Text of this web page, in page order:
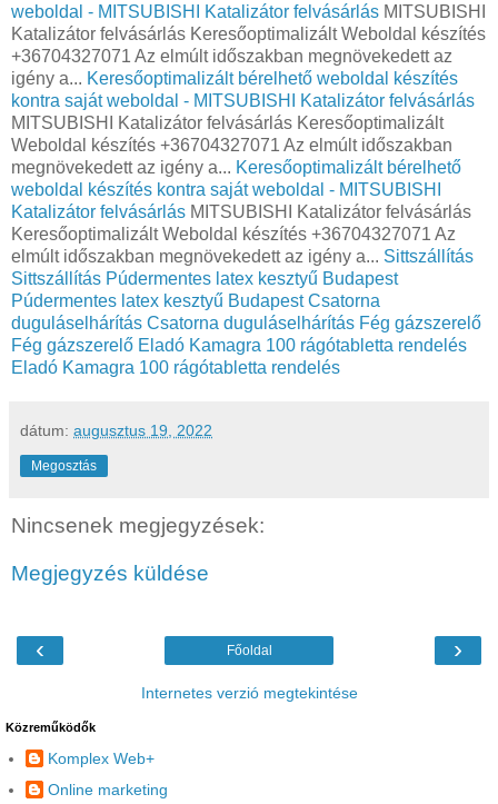
weboldal - MITSUBISHI Katalizátor felvásárlás MITSUBISHI
Katalizátor felvásárlás Keresőoptimalizált Weboldal készítés
+36704327071 Az elmúlt időszakban megnövekedett az
igény a... Keresőoptimalizált bérelhető weboldal készítés
kontra saját weboldal - MITSUBISHI Katalizátor felvásárlás
MITSUBISHI Katalizátor felvásárlás Keresőoptimalizált
Weboldal készítés +36704327071 Az elmúlt időszakban
megnövekedett az igény a... Keresőoptimalizált bérelhető
weboldal készítés kontra saját weboldal - MITSUBISHI
Katalizátor felvásárlás MITSUBISHI Katalizátor felvásárlás
Keresőoptimalizált Weboldal készítés +36704327071 Az
elmúlt időszakban megnövekedett az igény a... Sittszállítás
Sittszállítás Púdermentes latex kesztyű Budapest
Púdermentes latex kesztyű Budapest Csatorna
duguláselhárítás Csatorna duguláselhárítás Fég gázszerelő
Fég gázszerelő Eladó Kamagra 100 rágótabletta rendelés
Eladó Kamagra 100 rágótabletta rendelés
dátum: augusztus 19, 2022
Megosztás
Nincsenek megjegyzések:
Megjegyzés küldése
‹ ›
Főoldal
Internetes verzió megtekintése
Közreműködők
Komplex Web+
Online marketing